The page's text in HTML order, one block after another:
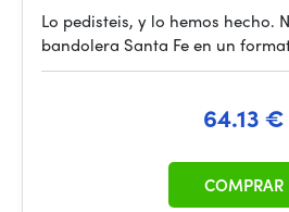
Lo pedisteis, y lo hemos hecho.
bandolera Santa Fe en un
64.13 €
COMPRAR